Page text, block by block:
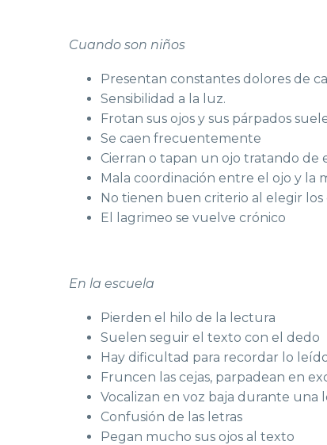
Cuando son niños
Presentan constantes dolores de
Sensibilidad a la luz.
Frotan sus ojos y sus párpados
Se caen frecuentemente
Cierran o tapan un ojo tratando de
Mala coordinación entre el ojo y la
No tienen buen criterio al elegir los
El lagrimeo se vuelve crónico
En la escuela
Pierden el hilo de la lectura
Suelen seguir el texto con el dedo
Hay dificultad para recordar lo
Fruncen las cejas, parpadean en
Vocalizan en voz baja durante una
Confusión de las letras
Pegan mucho sus ojos al texto